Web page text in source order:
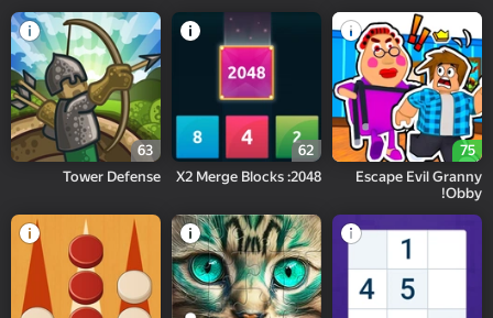
75
Escape Evil Granny
Obby!
62
2048: X2 Merge Blocks
63
Tower Defense